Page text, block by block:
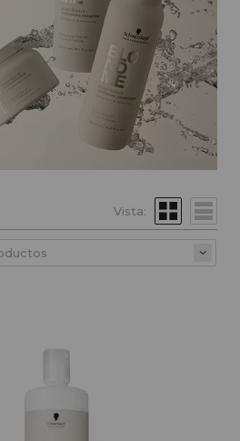
Vista: